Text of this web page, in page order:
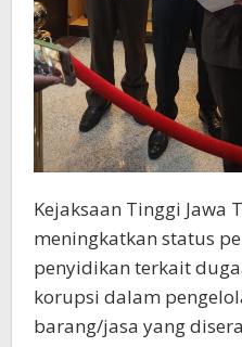
Kejaksaan Tinggi Jawa
meningkatkan status
penyidikan terkait
korupsi dalam
barang/jasa yang